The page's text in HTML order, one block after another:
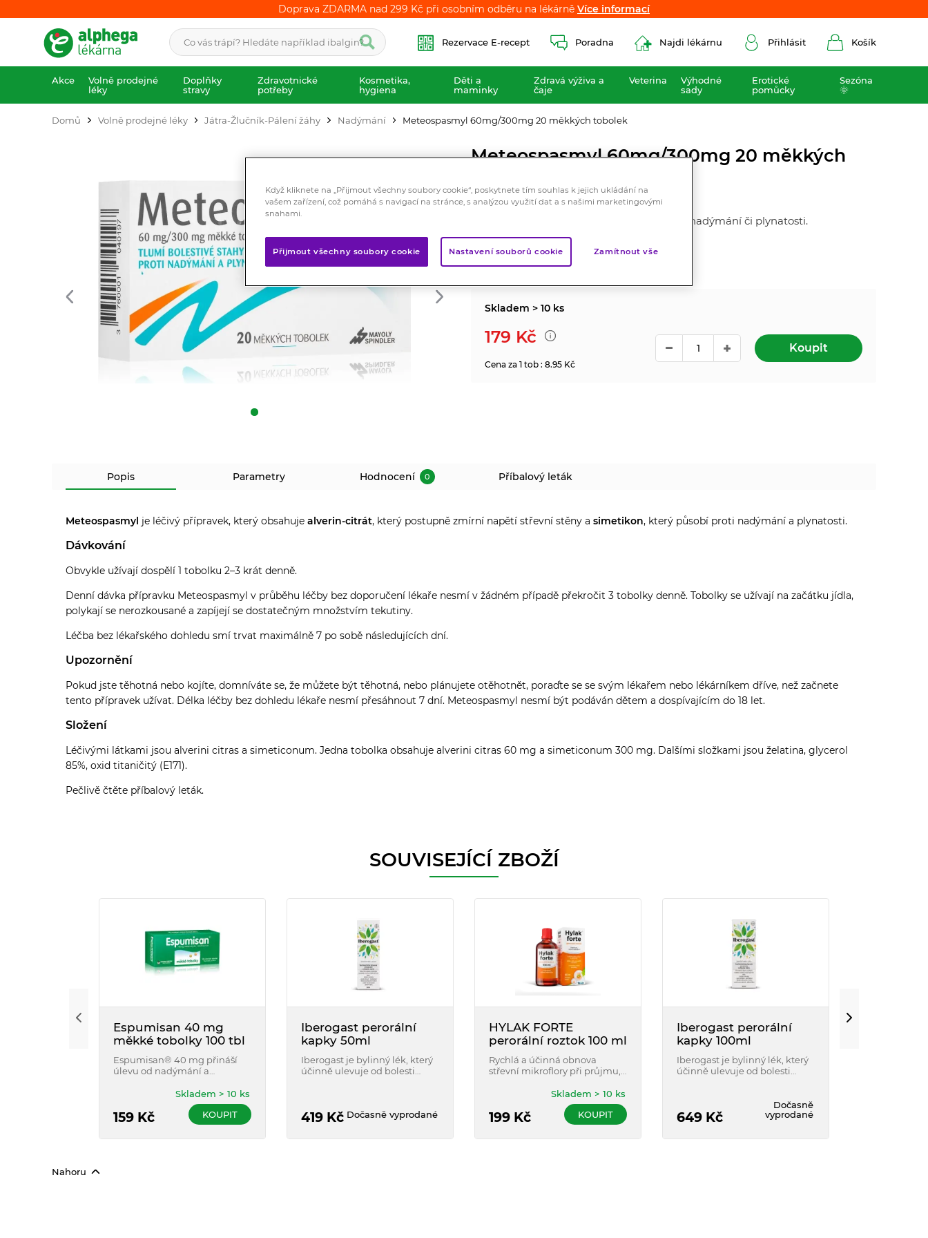
Doprava ZDARMA nad 299 Kč při osobním odběru na lékárně Více informací
Doprava ZDARMA nad 299 Kč při osobním odběru na lékárně Více informací
Rezervace E-recept Poradna Najdi lékárnu Přihlásit Košík
Akce
Volně prodejné
léky
Doplňky
stravy
Zdravotnické
potřeby
Kosmetika,
hygiena
Děti a
maminky
Zdravá výživa a
čaje
Veterina
Výhodné
sady
Erotické
pomůcky
Sezóna
🌞
Domů Volně prodejné léky Játra-Žlučník-Pálení žáhy Nadýmání Meteospasmyl 60mg/300mg 20 měkkých tobolek
Meteospasmyl 60mg/300mg 20 měkkých
Registrovaný léčivý přípravek
Tlumí bolestivé stahy střeva a působí proti nadýmání či plynatosti.
Hodnocení
Skladem > 10 ks
179 Kč
Cena za 1 tob : 8.95 Kč
Koupit
Popis Parametry Hodnocení 0 Příbalový leták
Meteospasmyl je léčivý přípravek, který obsahuje alverin-citrát, který postupně zmírní napětí střevní stěny a simetikon, který působí proti nadýmání a plynatosti.
Dávkování
Obvykle užívají dospělí 1 tobolku 2–3 krát denně.
Denní dávka přípravku Meteospasmyl v průběhu léčby bez doporučení lékaře nesmí v žádném případě překročit 3 tobolky denně. Tobolky se užívají na začátku jídla,
polykají se nerozkousané a zapíjejí se dostatečným množstvím tekutiny.
Léčba bez lékařského dohledu smí trvat maximálně 7 po sobě následujících dní.
Upozornění
Pokud jste těhotná nebo kojíte, domníváte se, že můžete být těhotná, nebo plánujete otěhotnět, poraďte se se svým lékařem nebo lékárníkem dříve, než začnete
tento přípravek užívat. Délka léčby bez dohledu lékaře nesmí přesáhnout 7 dní. Meteospasmyl nesmí být podáván dětem a dospívajícím do 18 let.
Složení
Léčivými látkami jsou alverini citras a simeticonum. Jedna tobolka obsahuje alverini citras 60 mg a simeticonum 300 mg. Dalšími složkami jsou želatina, glycerol
85%, oxid titaničitý (E171).
Pečlivě čtěte příbalový leták.
SOUVISEJÍCÍ ZBOŽÍ
Espumisan 40 mg
měkké tobolky 100 tbl
Espumisan® 40 mg přináší
úlevu od nadýmání a
dlouhodobě. Lze užívat v
těhotenství. K dispozici balení
50 a 100 tobolek.
159Kč
Skladem > 10 ks
KOUPIT
Iberogast perorální
kapky 50ml
Iberogast je bylinný lék, který
účinně ulevuje od bolesti
419Kč Dočasně vyprodané
HYLAK FORTE
perorální roztok 100 ml
Rychlá a účinná obnova
střevní mikroflory při průjmu,
trávicích obtížích spojených s
užíváním antibiotik. Vhodný
pro dospělé, děti i kojence.
199Kč
Skladem > 10 ks
KOUPIT
Iberogast perorální
kapky 100ml
Iberogast je bylinný lék, který
účinně ulevuje od bolesti
plnosti nebo křečí v břiše.
649Kč
Dočasně
vyprodané
Nahoru
Když kliknete na „Přijmout všechny soubory cookie“, poskytnete tím souhlas k jejich ukládání na
vašem zařízení, což pomáhá s navigací na stránce, s analýzou využití dat a s našimi marketingovými
snahami.
Přijmout všechny soubory cookie Nastavení souborů cookie Zamítnout vše